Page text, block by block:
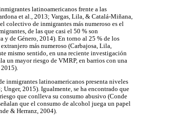
latinoamericanos frente a las
et al., 2013; Vargas, Lila, & Catalá-Miñana,
colectivo de inmigrantes más numeroso es el
de las que casi el 50 % son
de Género, 2014). En torno al 25 % de los
más numeroso (Carbajosa, Lila,
mismo sentido, en una reciente investigación
un mayor riesgo de VMRP, en barrios con una
inmigrantes latinoamericanos presenta niveles
2015). Igualmente, se ha encontrado que
que conlleva su consumo abusivo (Conde
que el consumo de alcohol juega un papel
& Herranz, 2004).